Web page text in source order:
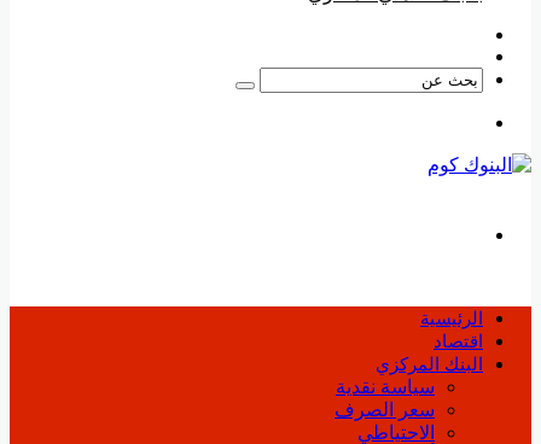
بحث
الرئيسية
اقتصاد
البنك المركزي
سياسة نقدية
سعر الصرف
الاحتياطي